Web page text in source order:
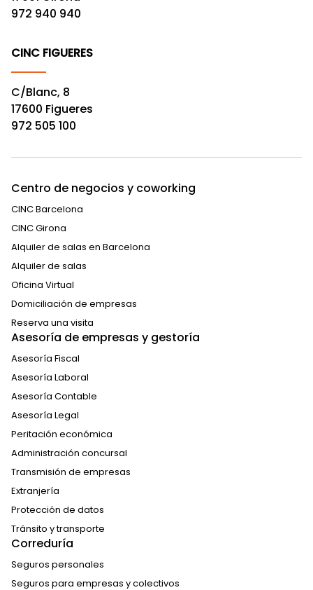
972 940 940
CINC FIGUERES
C/Blanc, 8
17600 Figueres
972 505 100
Centro de negocios y coworking
CINC Barcelona
CINC Girona
Alquiler de salas en Barcelona
Alquiler de salas
Oficina Virtual
Domiciliación de empresas
Reserva una visita
Asesoría de empresas y gestoría
Asesoría Fiscal
Asesoría Laboral
Asesoría Contable
Asesoría Legal
Peritación económica
Administración concursal
Transmisión de empresas
Extranjería
Protección de datos
Tránsito y transporte
Correduría
Seguros personales
Seguros para empresas y colectivos